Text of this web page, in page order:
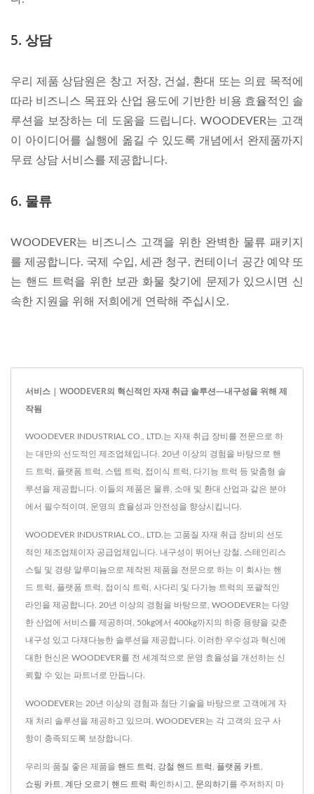
5. 상담
우리 제품 상담원은 창고 저장, 건설, 환대 또는 의료 목적에
따라 비즈니스 목표와 산업 용도에 기반한 비용 효율적인 솔
루션을 보장하는 데 도움을 드립니다. WOODEVER는 고객
이 아이디어를 실행에 옮길 수 있도록 개념에서 완제품까지
무료 상담 서비스를 제공합니다.
6. 물류
WOODEVER는 비즈니스 고객을 위한 완벽한 물류 패키지
를 제공합니다. 국제 수입, 세관 청구, 컨테이너 공간 예약 또
는 핸드 트럭을 위한 보관 화물 찾기에 문제가 있으시면 신
속한 지원을 위해 저희에게 연락해 주십시오.
서비스 | WOODEVER의 혁신적인 자재 취급 솔루션—내구성을 위해 제
작됨
WOODEVER INDUSTRIAL CO., LTD.는 자재 취급 장비를 전문으로 하
는 대만의 선도적인 제조업체입니다. 20년 이상의 경험을 바탕으로 핸
드 트럭, 플랫폼 트럭, 스텝 트럭, 접이식 트럭, 다기능 트럭 등 맞춤형 솔
루션을 제공합니다. 이들의 제품은 물류, 소매 및 환대 산업과 같은 분야
에서 필수적이며, 운영의 효율성과 안전성을 향상시킵니다.
WOODEVER INDUSTRIAL CO., LTD.는 고품질 자재 취급 장비의 선도
적인 제조업체이자 공급업체입니다. 내구성이 뛰어난 강철, 스테인리스
스틸 및 경량 알루미늄으로 제작된 제품을 전문으로 하는 이 회사는 핸
드 트럭, 플랫폼 트럭, 접이식 트럭, 사다리 및 다기능 트럭의 포괄적인
라인을 제공합니다. 20년 이상의 경험을 바탕으로, WOODEVER는 다양
한 산업에 서비스를 제공하며, 50kg에서 400kg까지의 하중 용량을 갖춘
내구성 있고 다재다능한 솔루션을 제공합니다. 이러한 우수성과 혁신에
대한 헌신은 WOODEVER를 전 세계적으로 운영 효율성을 개선하는 신
뢰할 수 있는 파트너로 만듭니다.
WOODEVER는 20년 이상의 경험과 첨단 기술을 바탕으로 고객에게 자
재 처리 솔루션을 제공하고 있으며, WOODEVER는 각 고객의 요구 사
항이 충족되도록 보장합니다.
우리의 품질 좋은 제품을 핸드 트럭 강철 핸드 트럭 플랫폼 카트
쇼핑 카트 계단 오르기 핸드 트럭 확인하시고, 문의하기 를 주저하지 마